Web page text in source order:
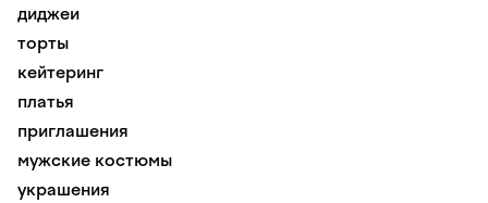
диджеи
торты
кейтеринг
платья
приглашения
мужские костюмы
украшения